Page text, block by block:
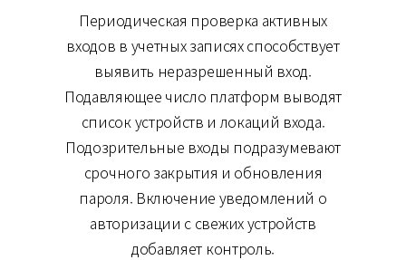
Периодическая проверка активных
входов в учетных записях способствует
выявить неразрешенный вход.
Подавляющее число платформ выводят
список устройств и локаций входа.
Подозрительные входы подразумевают
срочного закрытия и обновления
пароля. Включение уведомлений о
авторизации с свежих устройств
добавляет контроль.